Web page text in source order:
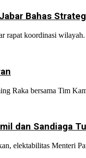
Bahas
koordinasi
Raka bersama Tim
dan Sandiaga
elektabilitas Menteri